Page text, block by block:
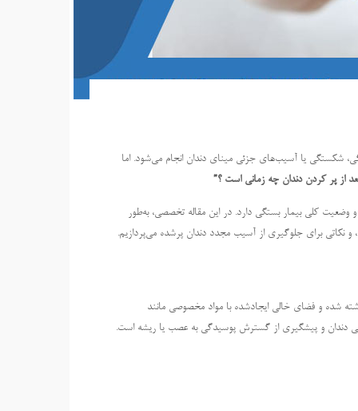
شکستگی یا آسیب‌های جزئی مینای دندان انجام می‌شود. اما
از پر کردن دندان چه زمانی است؟”
وضعیت کلی بیمار بستگی دارد. در این مقاله تخصصی، به‌طور
و نکاتی برای جلوگیری از آسیب مجدد دندان پرشده می‌پردازیم.
شده و فضای خالی ایجادشده با مواد مخصوصی مانند
دندان و پیشگیری از گسترش پوسیدگی به عصب یا ریشه است.